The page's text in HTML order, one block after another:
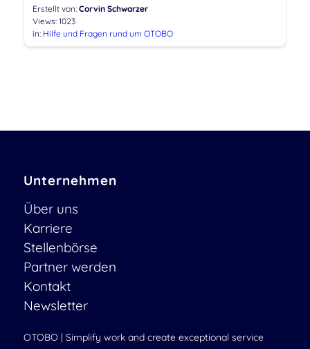
Erstellt von: Corvin Schwarzer
Views: 1023
in: Hilfe und Fragen rund um OTOBO
Unternehmen
Über uns
Karriere
Stellenbörse
Partner werden
Kontakt
Newsletter
OTOBO | Simplify work and create exceptional service